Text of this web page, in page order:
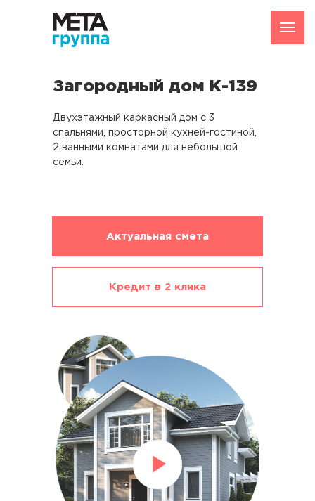
Загородный дом К-139
Двухэтажный каркасный дом с 3
спальнями, просторной кухней-гостиной,
2 ванными комнатами для небольшой
семьи.
Актуальная смета
Кредит в 2 клика